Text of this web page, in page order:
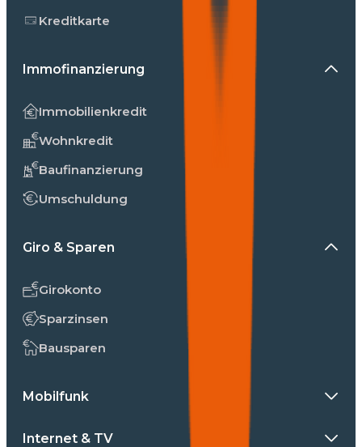
Kreditkarte
Immofinanzierung
Immobilienkredit
Wohnkredit
Baufinanzierung
Umschuldung
Giro & Sparen
Girokonto
Sparzinsen
Bausparen
Mobilfunk
Internet & TV